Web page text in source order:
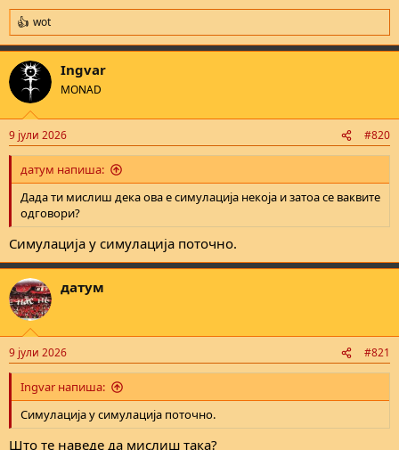
R
e
a
c
i
n
s
:
wot
Ingvar
MONAD
9 јули 2026 #820
датум напиша:
Дада ти мислиш дека ова е симулација некоја и затоа се ваквите
одговори?
Симулација у симулација поточно.
датум
9 јули 2026 #821
Ingvar напиша:
Симулација у симулација поточно.
Што те наведе да мислиш така?